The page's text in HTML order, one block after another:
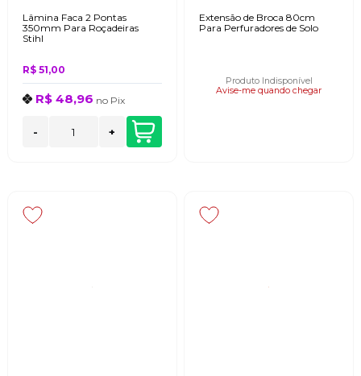
Lâmina Faca 2 Pontas
350mm Para Roçadeiras
Stihl
R$ 51,00
R$ 48,96 no Pix
- +
Extensão de Broca 80cm
Para Perfuradores de Solo
Produto Indisponível
Avise-me quando chegar